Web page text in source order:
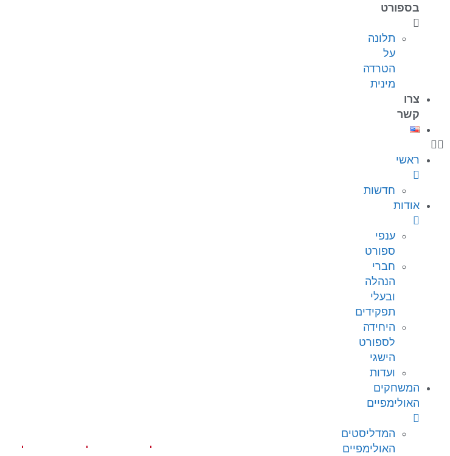
בספורט
תלונה
על
הטרדה
מינית
צרו
קשר
ראשי
חדשות
אודות
ענפי
ספורט
חברי
הנהלה
ובעלי
תפקידים
היחידה
לספורט
הישגי
ועדות
המשחקים
האולימפיים
המדליסטים
האולימפיים